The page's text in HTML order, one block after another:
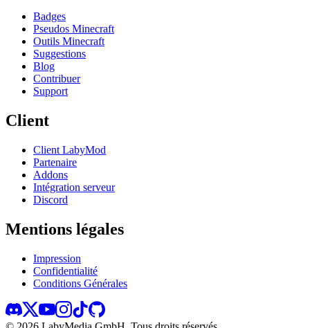
Badges
Pseudos Minecraft
Outils Minecraft
Suggestions
Blog
Contribuer
Support
Client
Client LabyMod
Partenaire
Addons
Intégration serveur
Discord
Mentions légales
Impression
Confidentialité
Conditions Générales